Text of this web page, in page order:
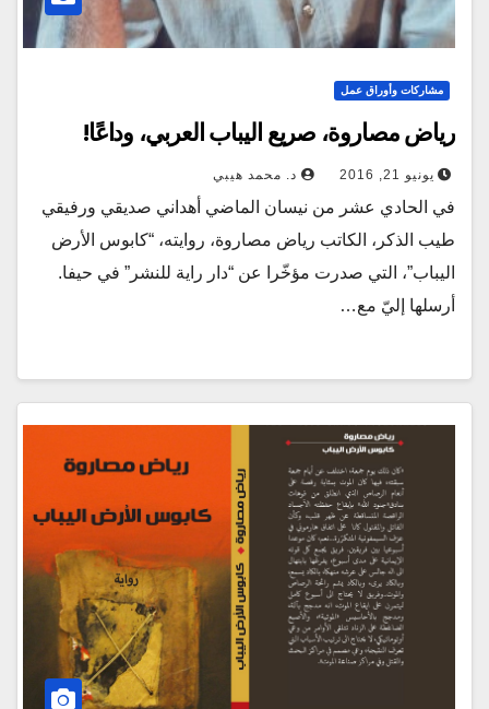
مشاركات وأوراق عمل
رياض مصاروة، صريع اليباب العربي، وداعًا!
يونيو 21, 2016 د. محمد هيبي
في الحادي عشر من نيسان الماضي أهداني صديقي ورفيقي
طيب الذكر، الكاتب رياض مصاروة، روايته، “كابوس الأرض
اليباب”، التي صدرت مؤخّرا عن “دار راية للنشر” في حيفا.
أرسلها إليّ مع…